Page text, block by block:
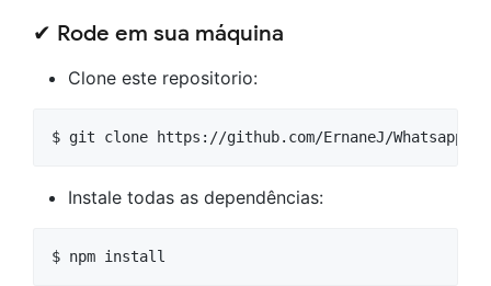
✔ Rode em sua máquina
Clone este repositorio:
$ git clone https://github.com/ErnaneJ/
Instale todas as dependências:
$ npm install